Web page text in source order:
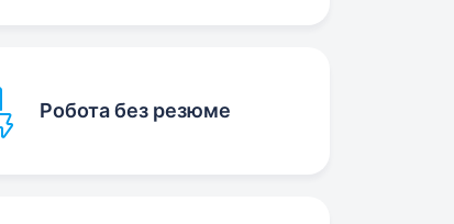
Робота без резюме